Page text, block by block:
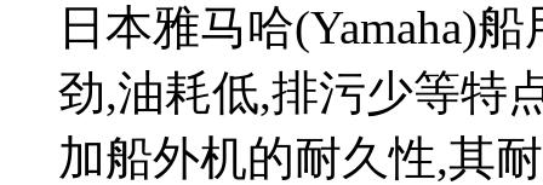
日本雅马哈(Yamaha)
劲,油耗低,排污少等特
加船外机的耐久性,其